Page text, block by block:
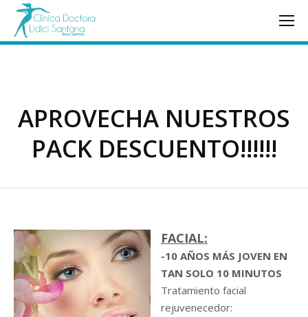
APROVECHA NUESTROS
PACK DESCUENTO!!!!!!
FACIAL:
-10 AÑOS MÁS JOVEN EN
TAN SOLO 10 MINUTOS
Tratamiento facial
rejuvenecedor: